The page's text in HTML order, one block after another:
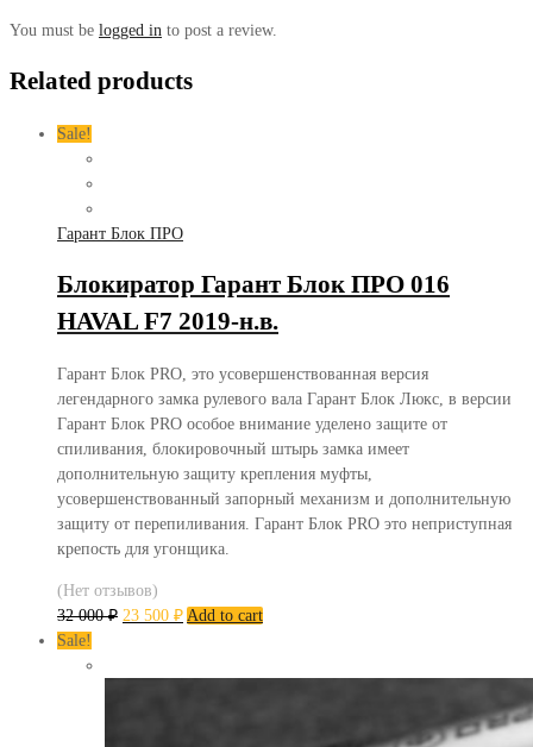
You must be logged in to post a review.
Related products
Sale!
Гарант Блок ПРО
Блокиратор Гарант Блок ПРО 016
HAVAL F7 2019-н.в.
Гарант Блок PRO, это усовершенствованная версия
легендарного замка рулевого вала Гарант Блок Люкс, в версии
Гарант Блок PRO особое внимание уделено защите от
спиливания, блокировочный штырь замка имеет
дополнительную защиту крепления муфты,
усовершенствованный запорный механизм и дополнительную
защиту от перепиливания. Гарант Блок PRO это неприступная
крепость для угонщика.
(Нет отзывов)
32 000₽ 23 500 ₽ Add to cart
Sale!